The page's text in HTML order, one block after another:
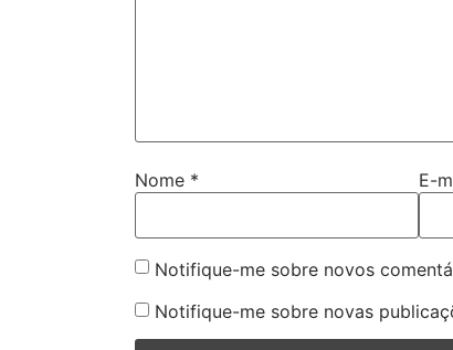
Nome * E-
Notifique-me sobre novos
Notifique-me sobre novas